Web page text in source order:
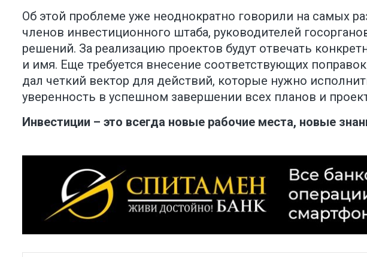
Об этой проблеме уже неоднократно говорили на самых
членов инвестиционного штаба, руководителей
решений. За реализацию проектов будут отвечать
и имя. Еще требуется внесение соответствующих
дал четкий вектор для действий, которые нужно
уверенность в успешном завершении всех планов и
Инвестиции – это всегда новые рабочие места, новые